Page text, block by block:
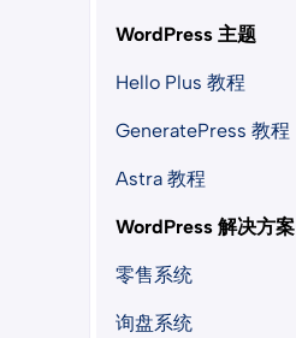
WordPress 主题
Hello Plus 教程
GeneratePress 教程
Astra 教程
WordPress 解决方案
零售系统
询盘系统